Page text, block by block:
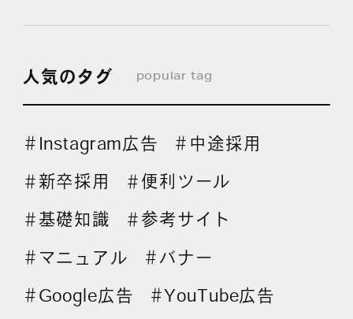
人気のタグ popular tag
＃ Instagram広告 ＃ 中途採用
＃ 新卒採用 ＃ 便利ツール
＃ 基礎知識 ＃ 参考サイト
＃ マニュアル ＃ バナー
＃ Google広告 ＃YouTube広告